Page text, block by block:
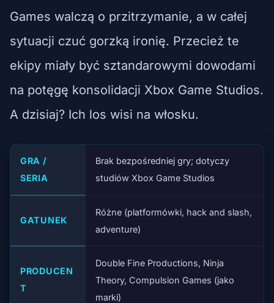
Games walczą o przitrzymanie, a w całej
sytuacji czuć gorzką ironię. Przecież te
ekipy miały być sztandarowymi dowodami
na potęgę konsolidacji Xbox Game Studios.
A dzisiaj? Ich los wisi na włosku.
GRA /
SERIA
Brak bezpośredniej gry; dotyczy
studiów Xbox Game Studios
GATUNEK
Różne (platformówki, hack and slash,
adventure)
PRODUCEN
T
Double Fine Productions, Ninja
Theory, Compulsion Games (jako
marki)